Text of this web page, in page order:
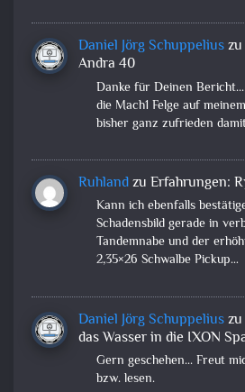
Daniel Jörg Schuppeliuszu
Andra 40
Danke für Deinen
die Mach1 Felge auf
bisher ganz zufrieden
Ruhlandzu Erfahrungen:
Kann ich ebenfalls
Schadensbild gerade in
Tandemnabe und der
2,35×26 Schwalbe Pickup…
Daniel Jörg Schuppeliuszu
das Wasser in die IXON
Gern geschehen... Freut
bzw. lesen.